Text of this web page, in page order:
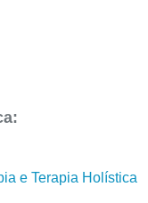
e Terapia Holística